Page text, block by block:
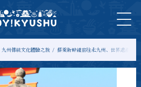
九州傳統文化體驗之旅 搭乘新幹線前往北九州、世界遺產宮
旅遊
＆體
驗
門
票